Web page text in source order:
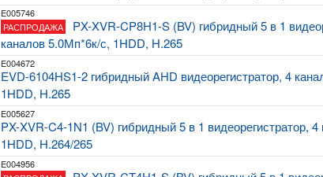
E005746
РАСПРОДАЖА
PX-XVR-CP8H1-S (BV) гибридный 5 в 1
каналов 5.0Мп*6к/с, 1HDD, H.265
E004672
EVD-6104HS1-2 гибридный AHD видеорегистратор, 4
1HDD, H.265
E005627
PX-XVR-C4-1N1 (BV) гибридный 5 в 1 видеорегистратор,
1HDD, H.264/265
E004956